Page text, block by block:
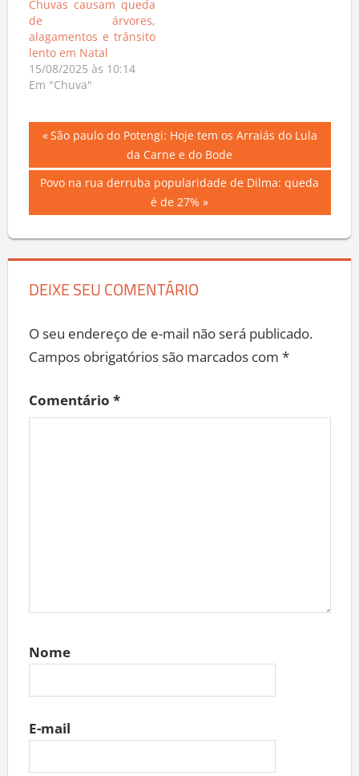
Chuvas causam queda
de árvores,
alagamentos e trânsito
lento em Natal
15/08/2025 às 10:14
Em "Chuva"
Navegação
de
Previous
São paulo do Potengi: Hoje tem os Arraiás do Lula
da Carne e do Bode
Next
Povo na rua derruba popularidade de Dilma: queda
é de 27%
DEIXE SEU COMENTÁRIO
O seu endereço de e-mail não será publicado.
Campos obrigatórios são marcados com *
Comentário *
Nome
E-mail